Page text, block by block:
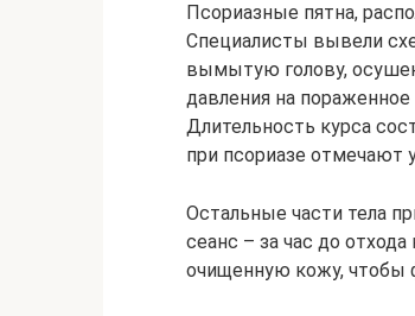
Псориазные пятна,
Специалисты вывели
вымытую голову,
давления на
Длительность курса
при псориазе отмечают
Остальные части тела
сеанс – за час до
очищенную кожу, чтобы